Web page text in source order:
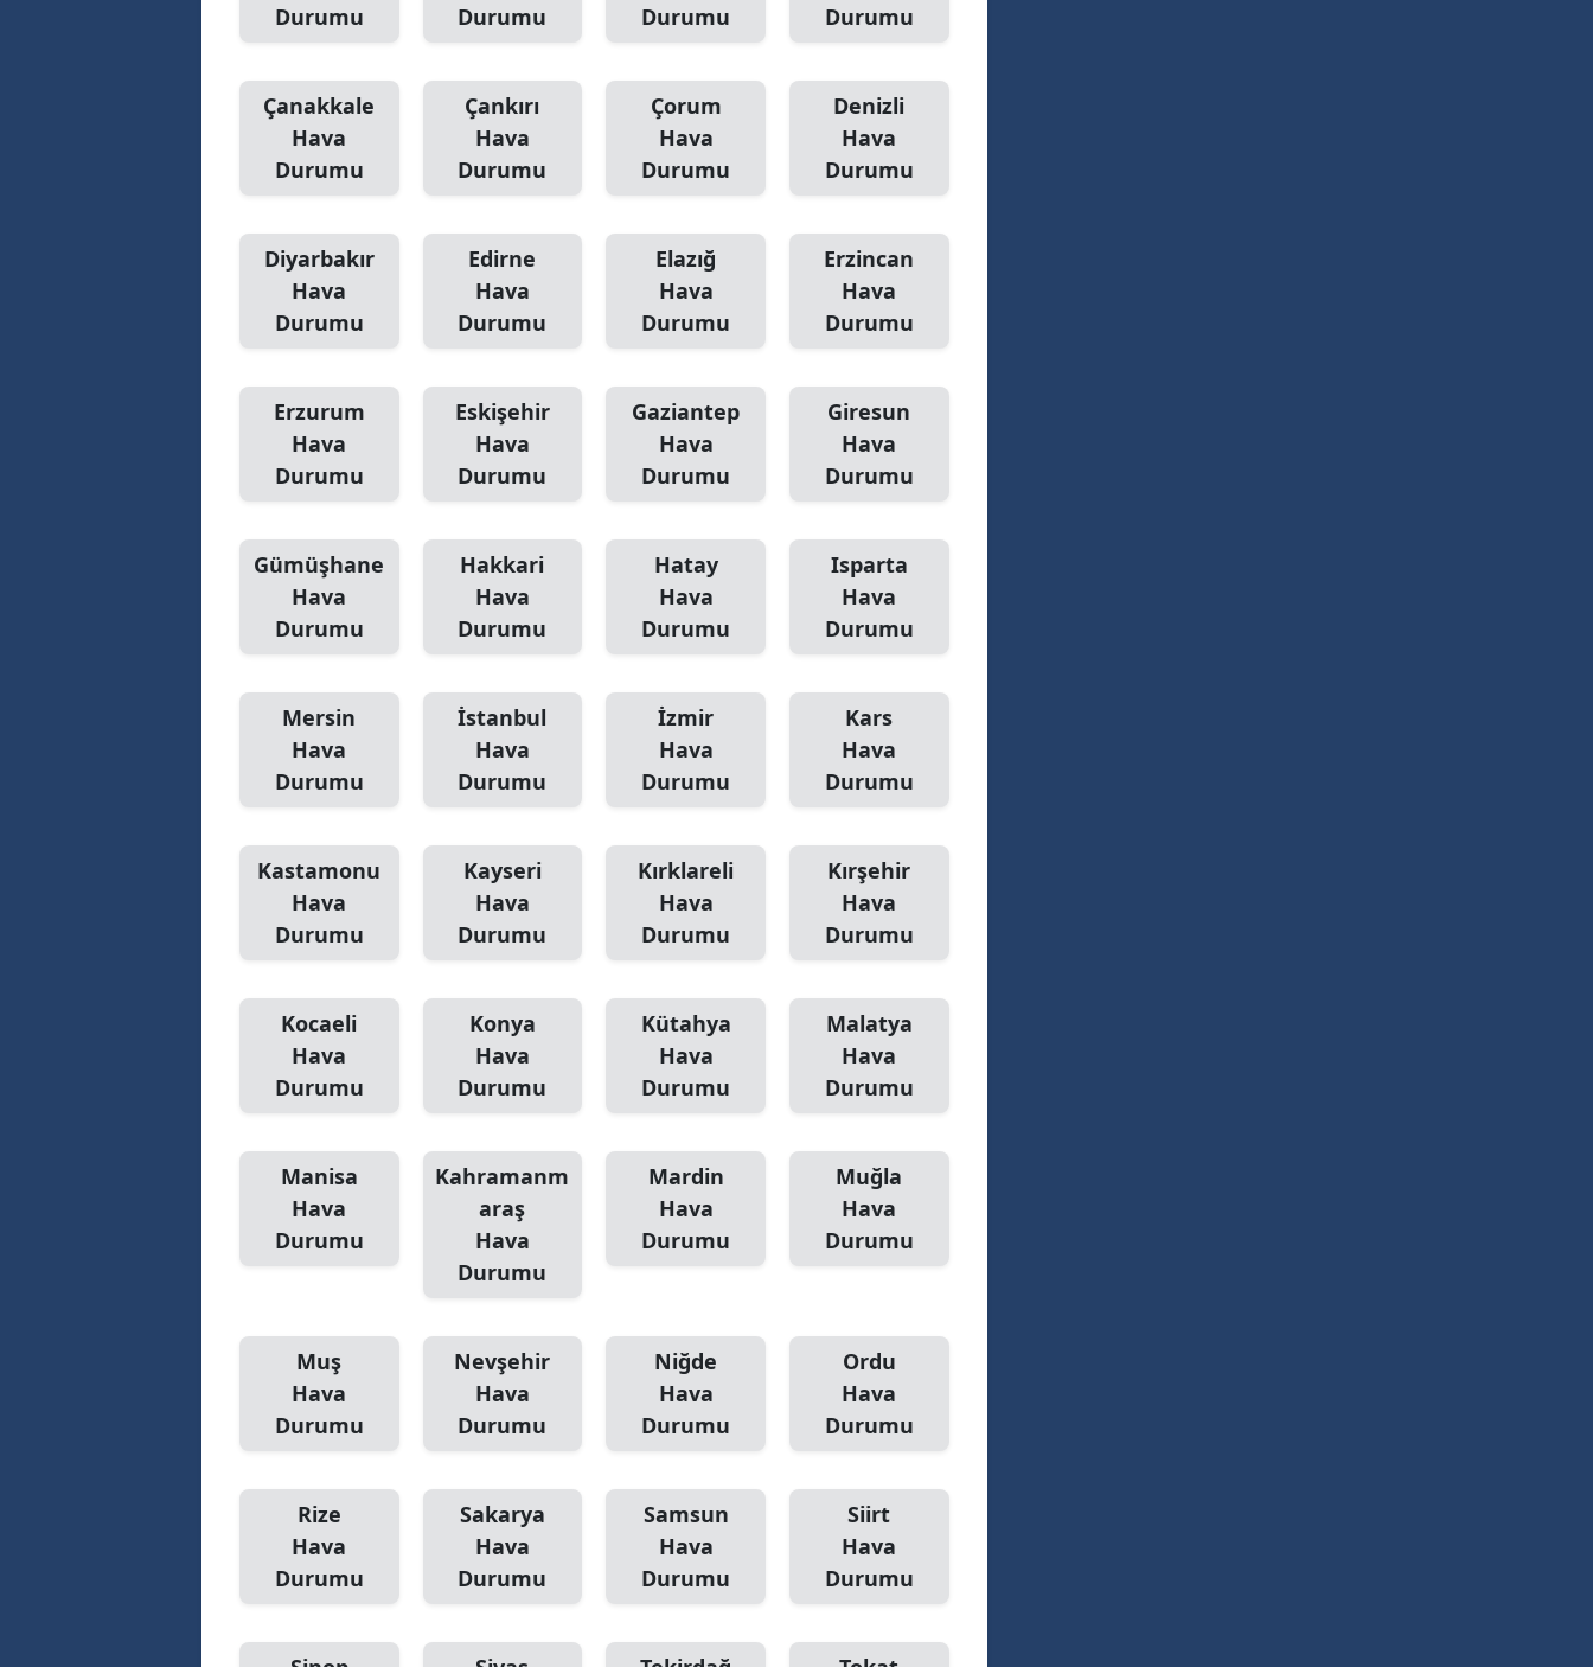
Tokat
Şanlıurfa
Uşak
Yozgat
Zonguldak
Karaman
Durumu
Durumu
Durumu
Durumu
Çanakkale
Hava
Durumu
Çankırı
Hava
Durumu
Çorum
Hava
Durumu
Denizli
Hava
Durumu
Diyarbakır
Hava
Durumu
Edirne
Hava
Durumu
Elazığ
Hava
Durumu
Erzincan
Hava
Durumu
Erzurum
Hava
Durumu
Eskişehir
Hava
Durumu
Gaziantep
Hava
Durumu
Giresun
Hava
Durumu
Gümüşhane
Hava
Durumu
Hakkari
Hava
Durumu
Hatay
Hava
Durumu
Isparta
Hava
Durumu
Mersin
Hava
Durumu
İstanbul
Hava
Durumu
İzmir
Hava
Durumu
Kars
Hava
Durumu
Kastamonu
Hava
Durumu
Kayseri
Hava
Durumu
Kırklareli
Hava
Durumu
Kırşehir
Hava
Durumu
Kocaeli
Hava
Durumu
Konya
Hava
Durumu
Kütahya
Hava
Durumu
Malatya
Hava
Durumu
Manisa
Hava
Durumu
Kahramanm
araş
Hava
Durumu
Mardin
Hava
Durumu
Muğla
Hava
Durumu
Muş
Hava
Durumu
Nevşehir
Hava
Durumu
Niğde
Hava
Durumu
Ordu
Hava
Durumu
Rize
Hava
Durumu
Sakarya
Hava
Durumu
Samsun
Hava
Durumu
Siirt
Hava
Durumu